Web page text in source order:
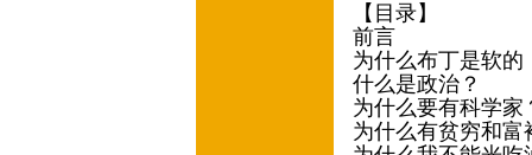
【目录】
前言 /(德)阿
为什么布丁是软
什么是政治
为什么要有科
为什么有贫穷